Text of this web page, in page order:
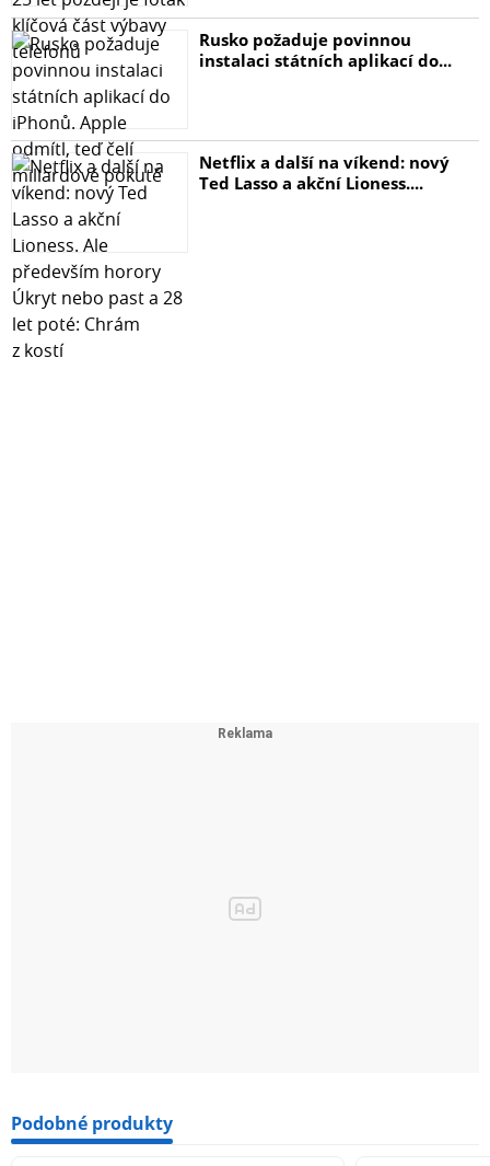
Rusko požaduje povinnou
instalaci státních aplikací do...
Netflix a další na víkend: nový
Ted Lasso a akční Lioness....
Podobné produkty